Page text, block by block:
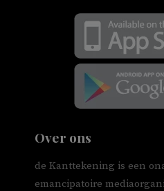
Over ons
de Kanttekening is een
emancipatoire